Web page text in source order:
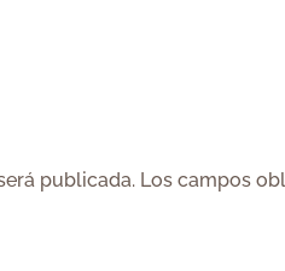
publicada. Los campos